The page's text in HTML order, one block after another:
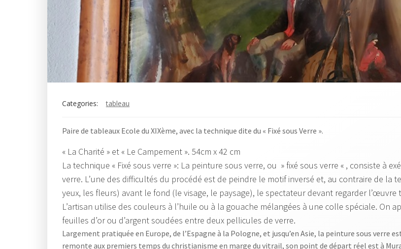
Categories: tableau
Paire de tableaux Ecole du XIXème, avec la technique dite du « Fixé sous Verre ».
« La Charité » et « Le Campement ». 54cm x 42 cm
La technique « Fixé sous verre »: La peinture sous verre, ou » fixé sous verre « , consiste à
verre. L’une des difficultés du procédé est de peindre le motif inversé et, au contraire de la
yeux, les fleurs) avant le fond (le visage, le paysage), le spectateur devant regarder
L’artisan utilise des couleurs à l’huile ou à la gouache mélangées à une colle spéciale. On
feuilles d’or ou d’argent soudées entre deux pellicules de verre.
Largement pratiquée en Europe, de l’Espagne à la Pologne, et jusqu’en Asie, la peinture sous verre
remonte aux premiers temps du christianisme en marge du vitrail, son point de départ réel est à